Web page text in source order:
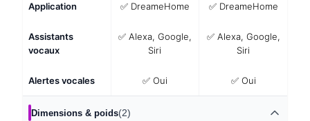
Application ✅ DreameHome ✅ DreameHome
Assistants
vocaux
✅ Alexa, Google,
Siri
✅ Alexa, Google,
Siri
Alertes vocales ✅ Oui ✅ Oui
Dimensions & poids(2)